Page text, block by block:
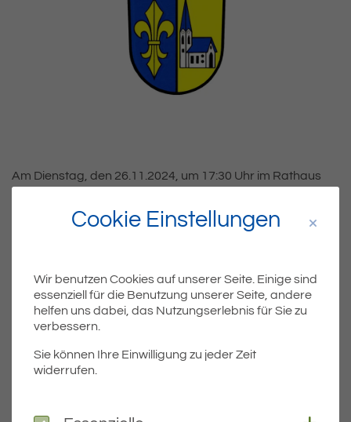
Am Dienstag, den 26.11.2024, um 17:30 Uhr im Rathaus
Langenargen (Sitzungssaal), Obere Seestraße 1, 88085
Gemeindeverwaltungsverbandes Eriskirch-Kressbronn a.
Tagesordnung als Download
Teile Beitrag:
ÄLTERE
Cookie Einstellungen
Wir benutzen Cookies auf unserer Seite. Einige sind
essenziell für die Benutzung unserer Seite, andere
helfen uns dabei, das Nutzungserlebnis für Sie zu
verbessern.
Sie können Ihre Einwilligung zu jeder Zeit
widerrufen.